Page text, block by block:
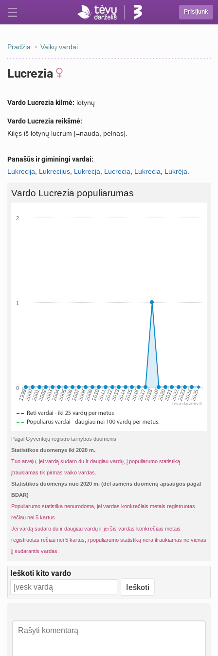
Prisijunk
Pradžia Vaikų vardai
Lucrezia
Vardo Lucrezia kilmė: lotynų
Vardo Lucrezia reikšmė:
Kilęs iš lotynų lucrum [=nauda, pelnas].
Panašūs ir giminingi vardai:
Lukrecija
Lukrecijus Lukrecja Lucrecia Lukrecia Lukrėja
Vardo Lucrezia populiarumas
199920002001200220032004200520062007200820092010201120122013201420152016201720182019202020212022202320242025
0
1
2
tevu-darzelis.lt
Pagal Gyventojų registro tarnybos duomenis
Statistikos duomenys iki 2020 m.
Tuo atveju, jei vardą sudaro du ir daugiau vardų, į populiarumo statistiką
įtraukiamas tik pirmas vaiko vardas.
Statistikos duomenys nuo 2020 m. (dėl asmens duomenų apsaugos pagal
BDAR)
Populiarumo statistika nenurodoma, jei vardas konkrečiais metais registruotas
rečiau nei 5 kartus.
Jei vardą sudaro du ir daugiau vardų ir jei šis vardas konkrečiais metais
registruotas rečiau nei 5 kartus, į populiarumo statistiką nėra įtraukiamas nė vienas
jį sudarantis vardas.
Ieškoti kito vardo